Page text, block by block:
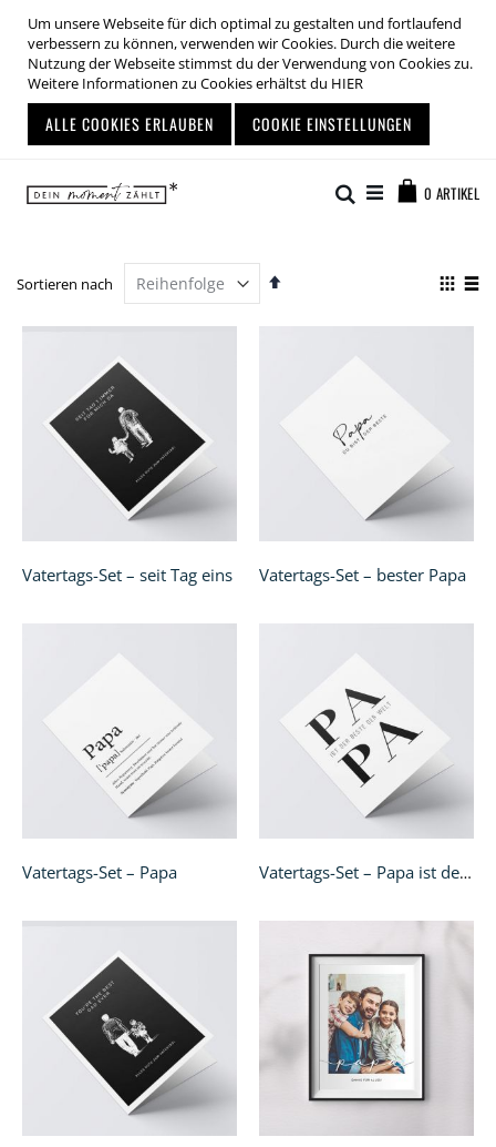
Um unsere Webseite für dich optimal zu gestalten und fortlaufend
verbessern zu können, verwenden wir Cookies. Durch die weitere
Nutzung der Webseite stimmst du der Verwendung von Cookies zu.
Weitere Informationen zu Cookies erhältst du HIER
ALLE COOKIES ERLAUBEN COOKIE EINSTELLUNGEN
Inhalt
springen
0 ARTIKEL
Suche
Sortieren nach
Absteigend
Vatertags-Set – seit Tag eins Vatertags-Set – bester Papa
Vatertags-Set – Papa Vatertags-Set – Papa ist der Beste